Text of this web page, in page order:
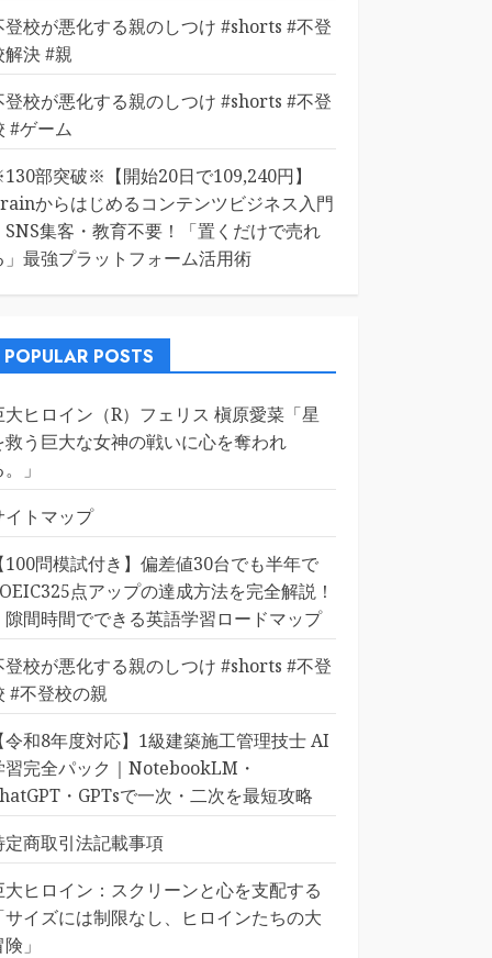
登校が悪化する親のしつけ #shorts #不登
解決 #親
登校が悪化する親のしつけ #shorts #不登
#ゲーム
部突破※【開始20日で109,240円】
からはじめるコンテンツビジネス入門
SNS集客・教育不要！「置くだけで売れ
」最強プラットフォーム活用術
POPULAR POSTS
大ヒロイン（R）フェリス 槇原愛菜「星
救う巨大な女神の戦いに心を奪われ
」
イトマップ
【100問模試付き】偏差値30台でも半年で
点アップの達成方法を完全解説！
隙間時間でできる英語学習ロードマップ
登校が悪化する親のしつけ #shorts #不登
#不登校の親
【令和8年度対応】1級建築施工管理技士 AI
習完全パック｜NotebookLM・
・GPTsで一次・二次を最短攻略
定商取引法記載事項
大ヒロイン：スクリーンと心を支配する
サイズには制限なし、ヒロインたちの大
」